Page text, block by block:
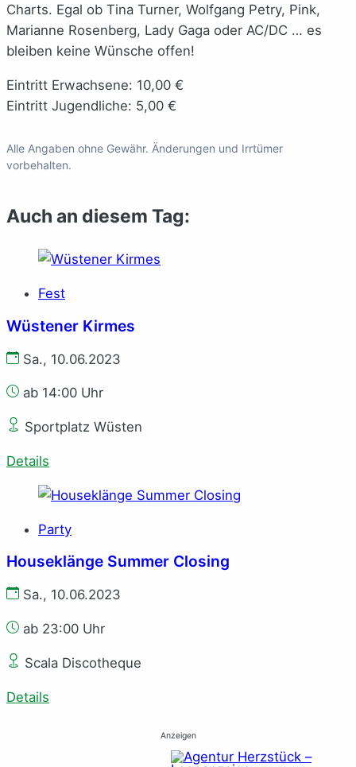
Charts. Egal ob Tina Turner, Wolfgang Petry, Pink,
Marianne Rosenberg, Lady Gaga oder AC/DC … es
bleiben keine Wünsche offen!
Eintritt Erwachsene: 10,00 €
Eintritt Jugendliche: 5,00 €
Alle Angaben ohne Gewähr. Änderungen und Irrtümer
vorbehalten.
Auch an diesem Tag:
Fest
Wüstener Kirmes
Sa., 10.06.2023
ab 14:00 Uhr
Sportplatz Wüsten
Details
Party
Houseklänge Summer Closing
Sa., 10.06.2023
ab 23:00 Uhr
Scala Discotheque
Details
Anzeigen